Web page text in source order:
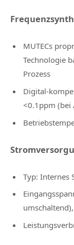
MUTECs
Technologie
Prozess
Digital-
<0.1ppm (bei
Typ: Internes